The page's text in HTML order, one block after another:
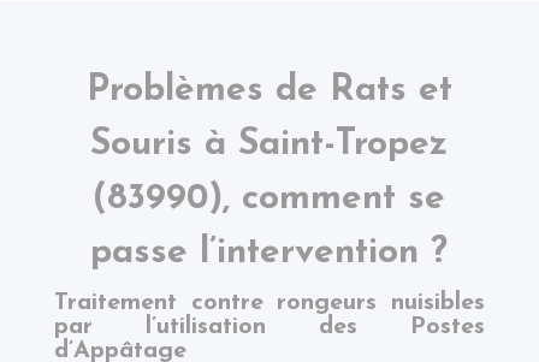
Problèmes de Rats et
Souris à Saint-Tropez
(83990), comment se
passe l’intervention ?
Traitement contre rongeurs nuisibles
par l’utilisation des Postes
d’Appâtage